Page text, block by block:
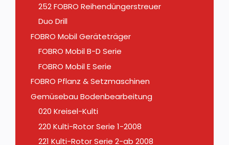
252 FOBRO Reihendüngerstreuer
Duo Drill
FOBRO Mobil Geräteträger
FOBRO Mobil B-D Serie
FOBRO Mobil E Serie
FOBRO Pflanz & Setzmaschinen
Gemüsebau Bodenbearbeitung
020 Kreisel-Kulti
220 Kulti-Rotor Serie 1-2008
221 Kulti-Rotor Serie 2-ab 2008